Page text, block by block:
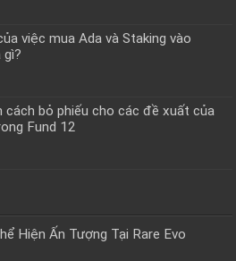
việc mua Ada và Staking vào
gì?
cách bỏ phiếu cho các đề xuất của
Fund 12
Hiện Ấn Tượng Tại Rare Evo